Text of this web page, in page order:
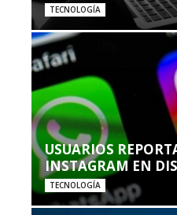
TECNOLOGÍA
USUARIOS
INSTAGRAM EN
TECNOLOGÍA